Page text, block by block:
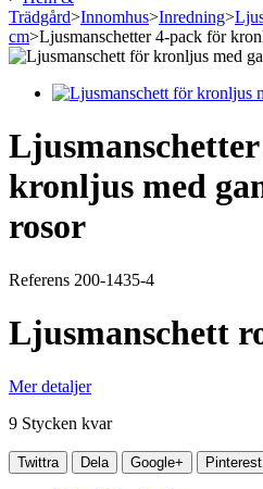
Trädgård>Innomhus>Inredning>
cm>Ljusmanschetter 4-pack för
kronljus med
rosor
Referens 200-1435-4
Ljusmanschett
Mer detaljer
9 Stycken kvar
Twittra Dela Google+ Pinterest